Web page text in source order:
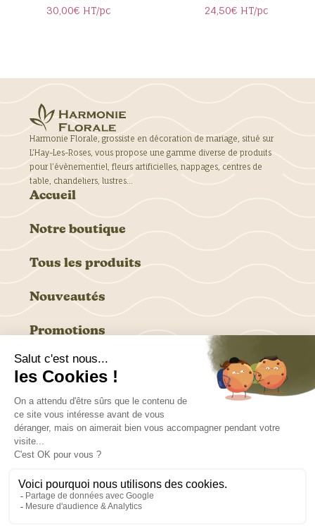
30,00€ HT/pc 24,50€ HT/pc
Harmonie Florale, grossiste en décoration de mariage, situé sur
L’Hay-Les-Roses, vous propose une gamme diverse de produits
pour l’évènementiel, fleurs artificielles, nappages, centres de
table, chandeliers, lustres…
Accueil
Notre boutique
Tous les produits
Nouveautés
Promotions
6 rue des Marronniers, 94240 L’Hay Les Roses
Ouvert du lundi au vendredi, de 9h à 17h
tel. 01 46 87 96 06
info@harmonieflorale.fr
LivraisonCGVMentions Légales